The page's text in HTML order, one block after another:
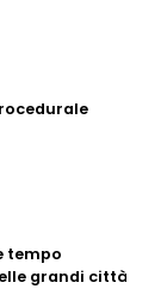
tempo
grandi città